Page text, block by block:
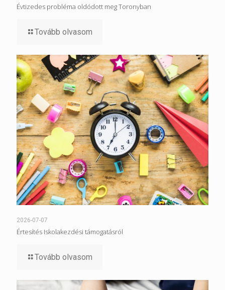
Évtizedes probléma oldódott meg Toronyban
Tovább olvasom
2026-07-07
Értesítés Iskolakezdési támogatásról
Tovább olvasom